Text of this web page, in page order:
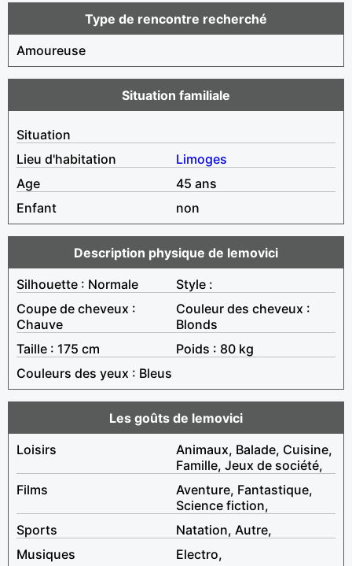
Type de rencontre recherché
Amoureuse
Situation familiale
Situation
Lieu d'habitation
Limoges
Age
45 ans
Enfant
non
Description physique de lemovici
Silhouette : Normale
Style :
Coupe de cheveux :
Chauve
Couleur des cheveux :
Blonds
Taille : 175 cm
Poids : 80 kg
Couleurs des yeux : Bleus
Les goûts de lemovici
Loisirs
Animaux, Balade, Cuisine,
Famille, Jeux de société,
Films
Aventure, Fantastique,
Science fiction,
Sports
Natation, Autre,
Musiques
Electro,